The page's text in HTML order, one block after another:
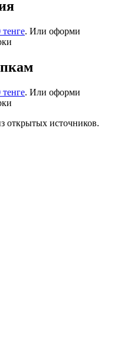
тенге. Или оформи
тенге. Или оформи
открытых источников.